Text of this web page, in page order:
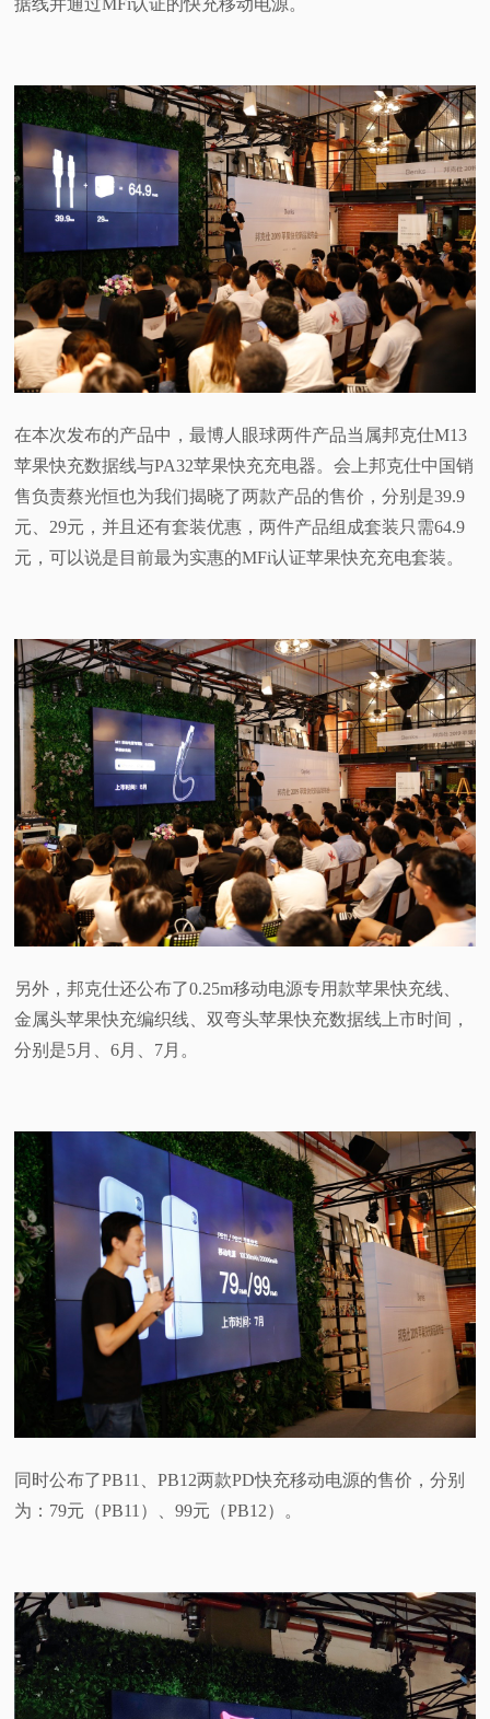
据线并通过MFi认证的快充移动电源。
在本次发布的产品中，最博人眼球两件产品当属邦克仕M13
苹果快充数据线与PA32苹果快充充电器。会上邦克仕中国销
售负责蔡光恒也为我们揭晓了两款产品的售价，分别是39.9
元、29元，并且还有套装优惠，两件产品组成套装只需64.9
元，可以说是目前最为实惠的MFi认证苹果快充充电套装。
另外，邦克仕还公布了0.25m移动电源专用款苹果快充线、
金属头苹果快充编织线、双弯头苹果快充数据线上市时间，
分别是5月、6月、7月。
同时公布了PB11、PB12两款PD快充移动电源的售价，分别
为：79元（PB11）、99元（PB12）。